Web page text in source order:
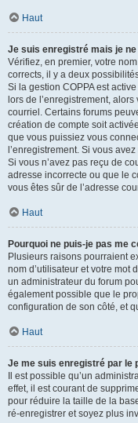
Haut
Je suis enregistré mais je
Vérifiez, en premier, votre
corrects, il y a deux
Si la gestion COPPA est
lors de l’enregistrement,
courriel. Certains forums
création de compte soit
que vous puissiez vous
l’enregistrement. Si vous
Si vous n’avez pas reçu de
adresse incorrecte ou que le
vous êtes sûr de l’adresse
Haut
Pourquoi ne puis-je pas me
Plusieurs raisons pourraient
nom d’utilisateur et votre mot
un administrateur du forum
également possible que le
configuration de son côté, et
Haut
Je me suis enregistré par le
Il est possible qu’un
effet, il est courant de
pour réduire la taille de la
ré-enregistrer et soyez plus